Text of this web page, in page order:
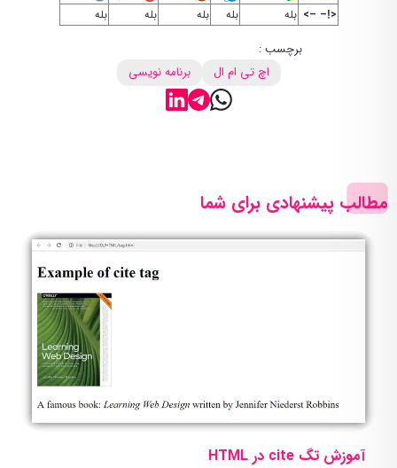
<!– –> بله بله بله بله بله
برچسب :
اچ تی ام ال
برنامه نویسی
مطالب پیشنهادی برای شما
آموزش تگ cite در HTML